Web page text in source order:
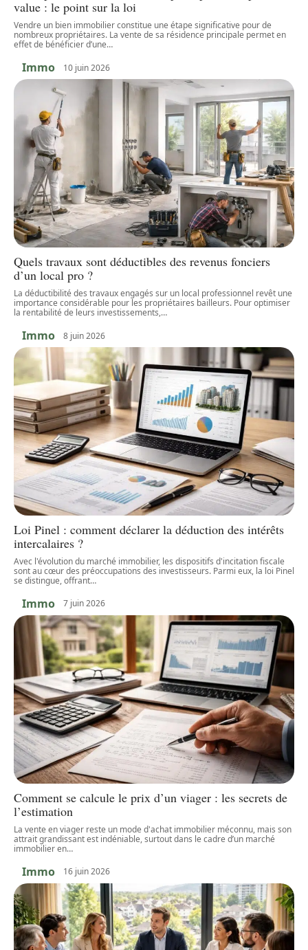
value : le point sur la loi
Vendre un bien immobilier constitue une étape significative pour de
nombreux propriétaires. La vente de sa résidence principale permet en
effet de bénéficier d’une…
Immo 10 juin 2026
Quels travaux sont déductibles des revenus fonciers
d’un local pro ?
La déductibilité des travaux engagés sur un local professionnel revêt une
importance considérable pour les propriétaires bailleurs. Pour optimiser
la rentabilité de leurs investissements,…
Immo 8 juin 2026
Loi Pinel : comment déclarer la déduction des intérêts
intercalaires ?
Avec l'évolution du marché immobilier, les dispositifs d'incitation fiscale
sont au cœur des préoccupations des investisseurs. Parmi eux, la loi Pinel
se distingue, offrant…
Immo 7 juin 2026
Comment se calcule le prix d’un viager : les secrets de
l’estimation
La vente en viager reste un mode d'achat immobilier méconnu, mais son
attrait grandissant est indéniable, surtout dans le cadre d’un marché
immobilier en…
Immo 16 juin 2026